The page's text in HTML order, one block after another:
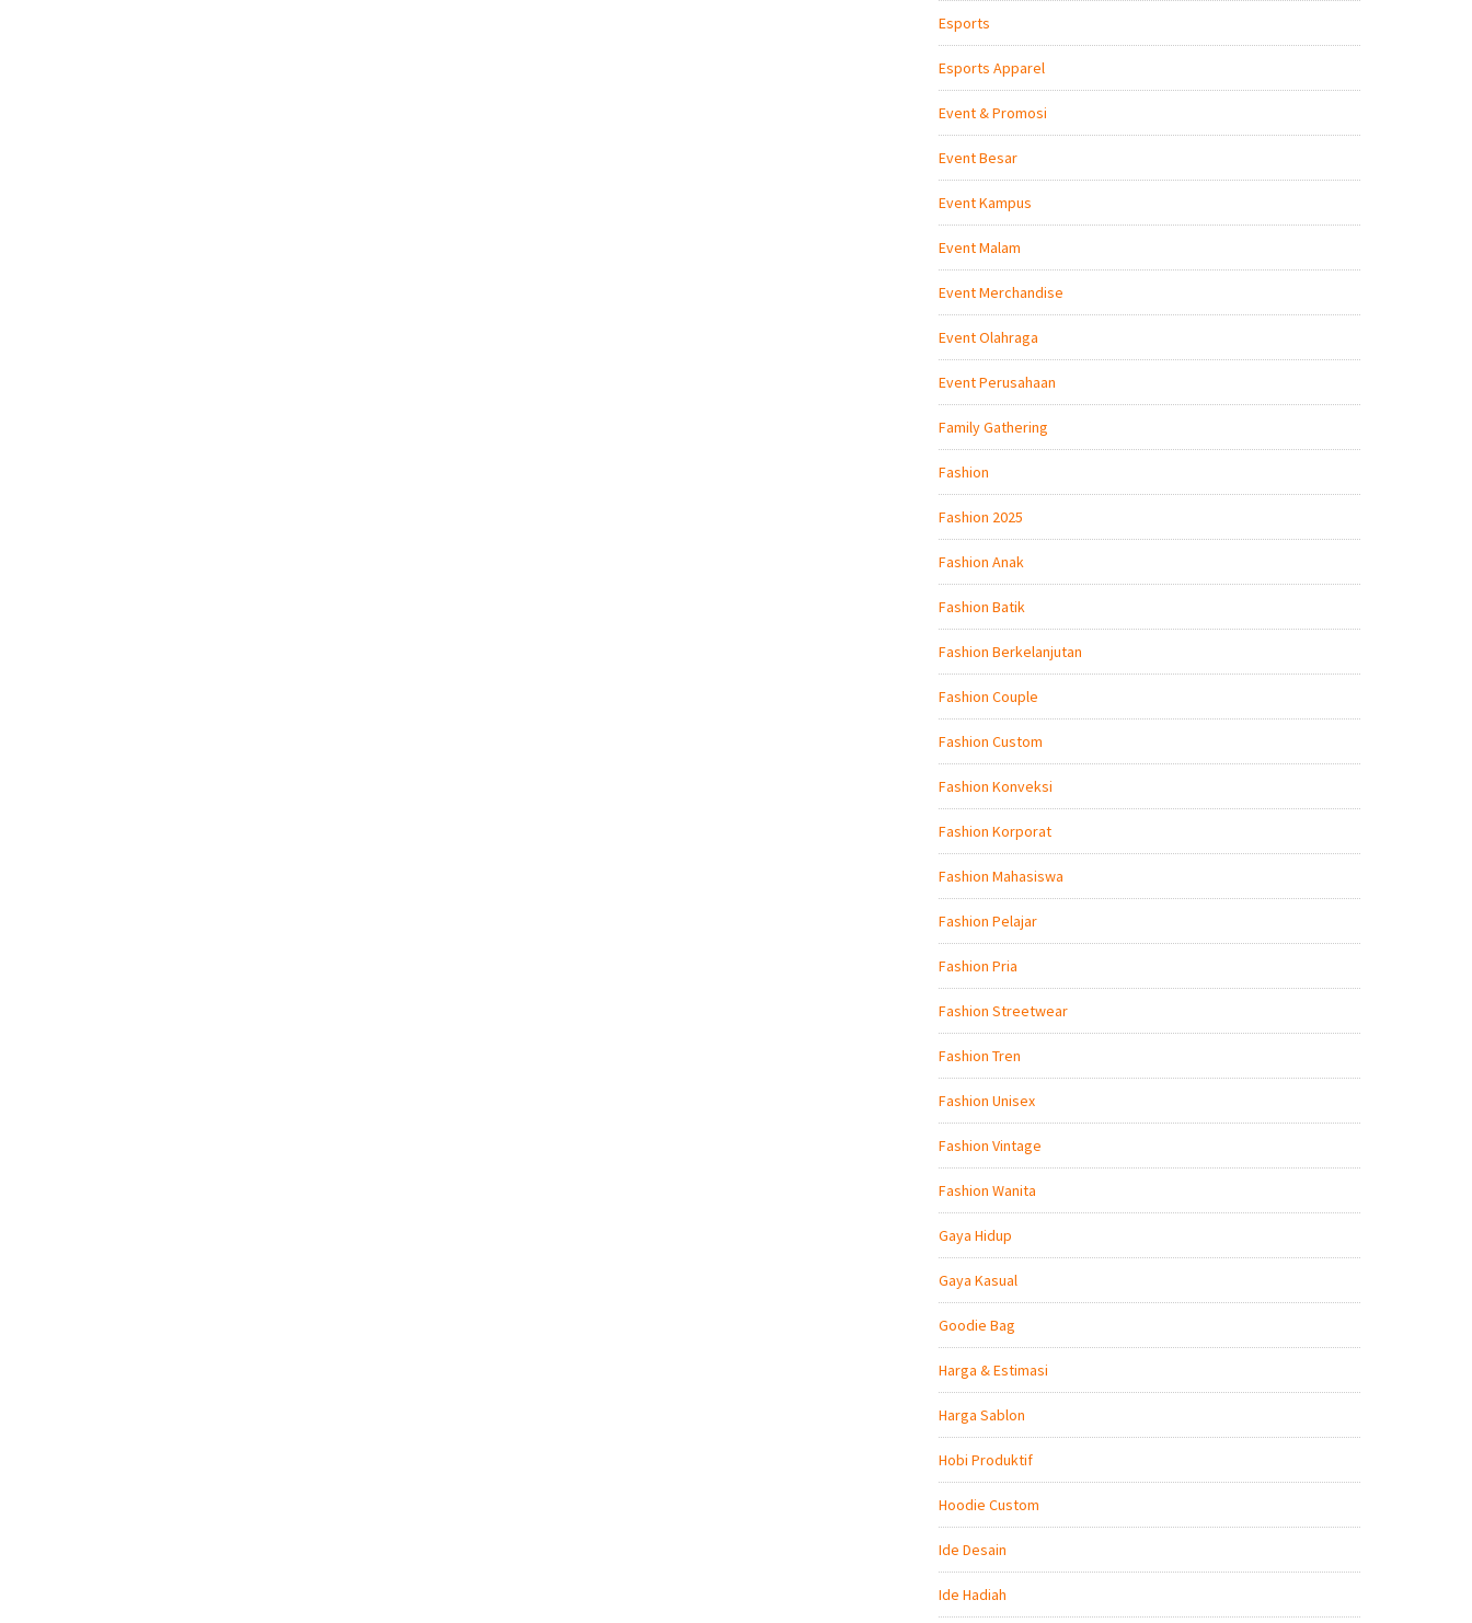
Esports
Esports Apparel
Event & Promosi
Event Besar
Event Kampus
Event Malam
Event Merchandise
Event Olahraga
Event Perusahaan
Family Gathering
Fashion
Fashion 2025
Fashion Anak
Fashion Batik
Fashion Berkelanjutan
Fashion Couple
Fashion Custom
Fashion Konveksi
Fashion Korporat
Fashion Mahasiswa
Fashion Pelajar
Fashion Pria
Fashion Streetwear
Fashion Tren
Fashion Unisex
Fashion Vintage
Fashion Wanita
Gaya Hidup
Gaya Kasual
Goodie Bag
Harga & Estimasi
Harga Sablon
Hobi Produktif
Hoodie Custom
Ide Desain
Ide Hadiah